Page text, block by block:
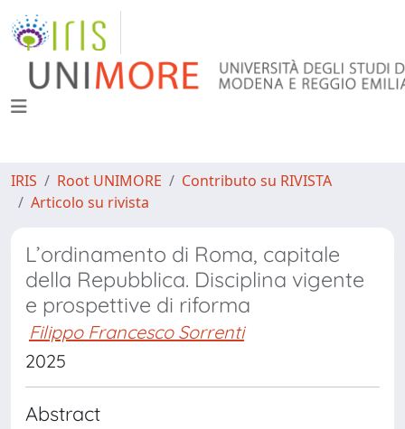
IRIS Root UNIMORE
Contributo su RIVISTA
Articolo su rivista
L’ordinamento di Roma, capitale
della Repubblica. Disciplina vigente
e prospettive di riforma
Filippo Francesco Sorrenti
2025
Abstract